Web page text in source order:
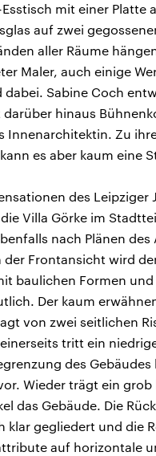
mit einer Platte
auf zwei
aller Räume
Maler, auch einige
dabei. Sabine Coch
hinaus
Innenarchitektin. Zu
es aber kaum eine
des Leipziger
Villa Görke im
nach Plänen des
der Frontansicht wird
baulichen Formen
Der kaum
von zwei seitlichen
tritt ein
des
Wieder trägt ein
das Gebäude. Die
klar gegliedert und die
auf horizontale